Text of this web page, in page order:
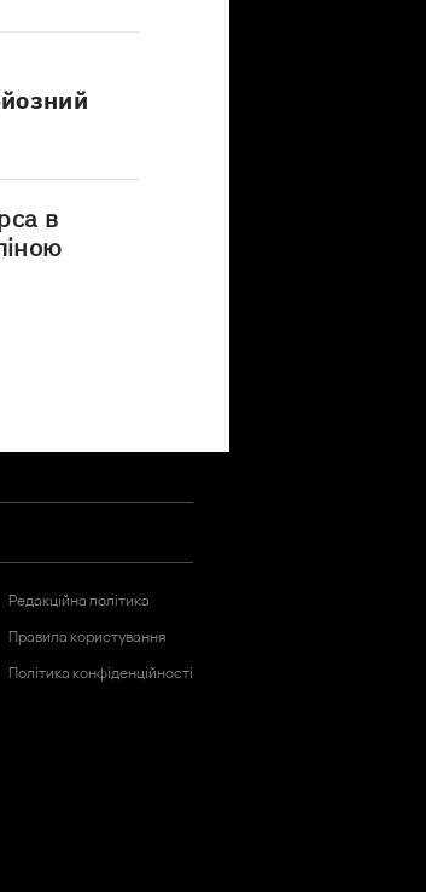
в
Редакційна політика
Правила користування
Політика конфіденційності